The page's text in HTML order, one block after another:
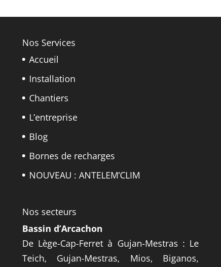
Nos Services
Accueil
Installation
Chantiers
L’entreprise
Blog
Bornes de recharges
NOUVEAU : ANTELEM’CLIM
Nos secteurs
Bassin d’Arcachon
De Lège-Cap-Ferret à Gujan-Mestras : Le
Teich, Gujan-Mestras, Mios, Biganos,